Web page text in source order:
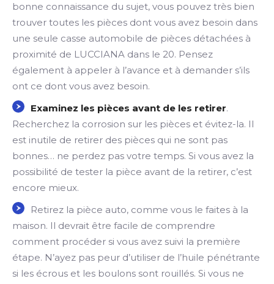
bonne connaissance du sujet, vous pouvez très bien
trouver toutes les pièces dont vous avez besoin dans
une seule casse automobile de pièces détachées à
proximité de LUCCIANA dans le 20. Pensez
également à appeler à l’avance et à demander s’ils
ont ce dont vous avez besoin.
Examinez les pièces avant de les retirer.
Recherchez la corrosion sur les pièces et évitez-la. Il
est inutile de retirer des pièces qui ne sont pas
bonnes… ne perdez pas votre temps. Si vous avez la
possibilité de tester la pièce avant de la retirer, c’est
encore mieux.
Retirez la pièce auto, comme vous le faites à la
maison. Il devrait être facile de comprendre
comment procéder si vous avez suivi la première
étape. N’ayez pas peur d’utiliser de l’huile pénétrante
si les écrous et les boulons sont rouillés. Si vous ne